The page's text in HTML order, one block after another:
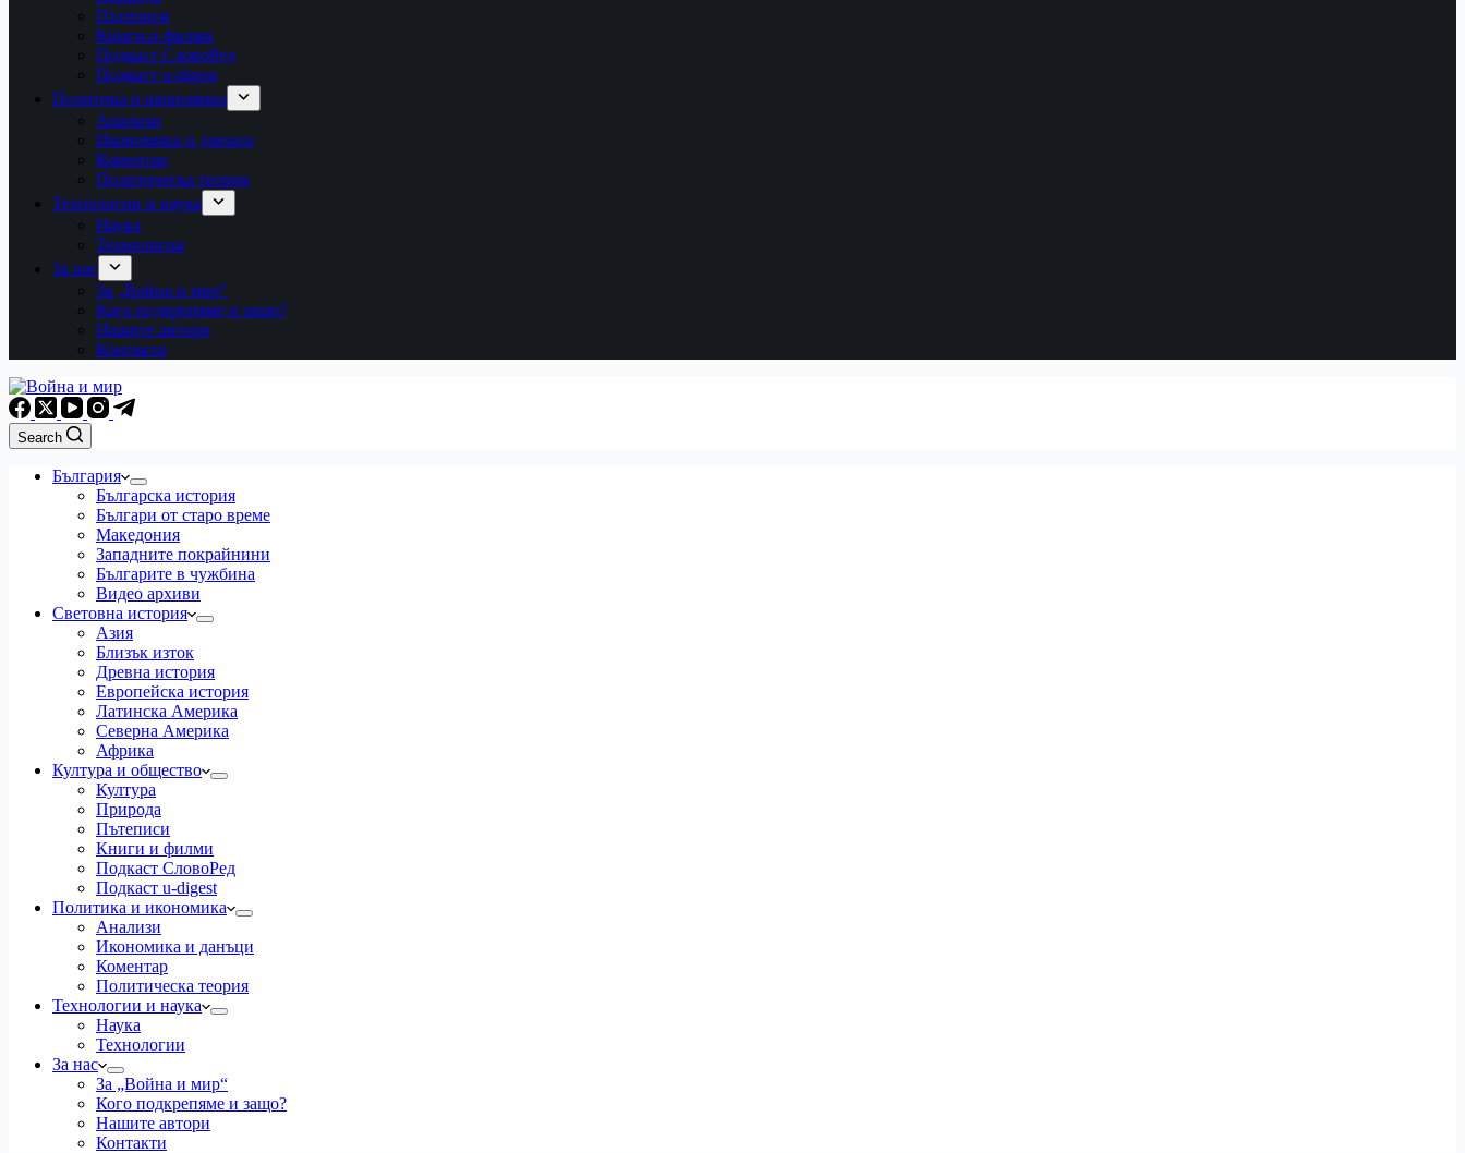
Пътеписи
Книги и филми
Подкаст СловоРед
Подкаст u-digest
Политика и икономика
Анализи
Икономика и данъци
Коментар
Политическа теория
Технологии и наука
Наука
Технологии
За нас
За „Война и мир“
Кого подкрепяме и защо?
Нашите автори
Контакти
Search
България
Българска история
Българи от старо време
Македония
Западните покрайнини
Българите в чужбина
Видео архиви
Световна история
Азия
Близък изток
Древна история
Европейска история
Латинска Америка
Северна Америка
Африка
Култура и общество
Култура
Природа
Пътеписи
Книги и филми
Подкаст СловоРед
Подкаст u-digest
Политика и икономика
Анализи
Икономика и данъци
Коментар
Политическа теория
Технологии и наука
Наука
Технологии
За нас
За „Война и мир“
Кого подкрепяме и защо?
Нашите автори
Контакти